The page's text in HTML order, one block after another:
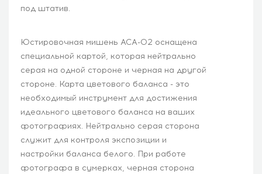
под штатив.
Юстировочная мишень ACA-02 оснащена
специальной картой, которая нейтрально
серая на одной стороне и черная на другой
стороне. Карта цветового баланса - это
необходимый инструмент для достижения
идеального цветового баланса на ваших
фотографиях. Нейтрально серая сторона
служит для контроля экспозиции и
настройки баланса белого. При работе
фотографа в сумерках, черная сторона